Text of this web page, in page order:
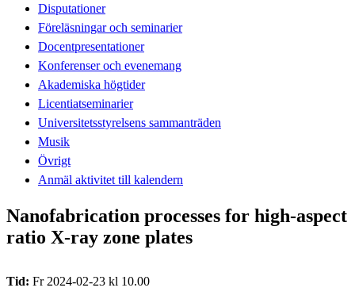
Disputationer
Föreläsningar och seminarier
Docentpresentationer
Konferenser och evenemang
Akademiska högtider
Licentiatseminarier
Universitetsstyrelsens sammanträden
Musik
Övrigt
Anmäl aktivitet till kalendern
Nanofabrication processes for high-aspect
ratio X-ray zone plates
Tid: Fr 2024-02-23 kl 10.00